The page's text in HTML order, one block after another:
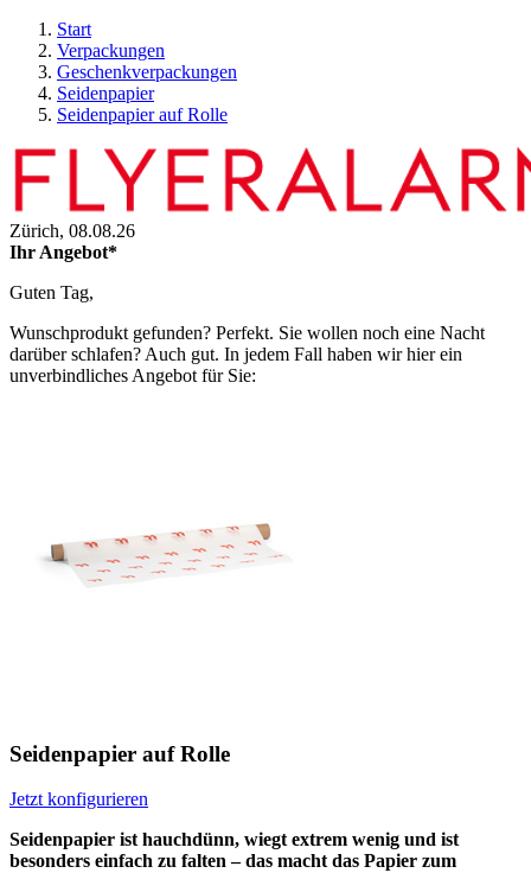
Start
Verpackungen
Geschenkverpackungen
Seidenpapier
Seidenpapier auf Rolle
Zürich, 08.08.26
Ihr Angebot*
Guten Tag,
Wunschprodukt gefunden? Perfekt. Sie wollen noch eine Nacht
darüber schlafen? Auch gut. In jedem Fall haben wir hier ein
unverbindliches Angebot für Sie:
Seidenpapier auf Rolle
Jetzt konfigurieren
Seidenpapier ist hauchdünn, wiegt extrem wenig und ist
besonders einfach zu falten – das macht das Papier zum